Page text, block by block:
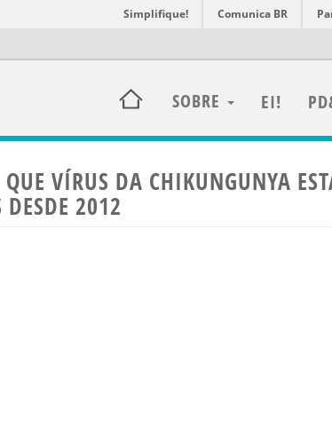
Simplifique! Comunica BR
SOBRE EI!
VÍRUS DA CHIKUNGUNYA
DESDE 2012